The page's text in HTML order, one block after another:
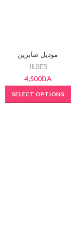
موديل صابرين
JILBEB
4,500DA
SELECT OPTIONS